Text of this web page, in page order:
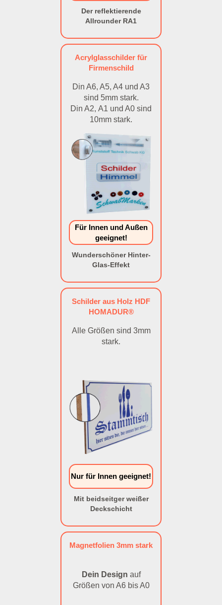
Der reflektierende
Allrounder RA1
Acrylglasschilder für
Firmenschild
Din A6, A5, A4 und A3
sind 5mm stark.
Din A2, A1 und A0 sind
10mm stark.
Für Innen und Außen
geeignet!
Wunderschöner Hinter-
Glas-Effekt
Schilder aus Holz HDF
HOMADUR®
Alle Größen sind 3mm
stark.
Nur für Innen geeignet!
Mit beidseitger weißer
Deckschicht
Magnetfolien 3mm stark
Dein Design auf
Größen von A6 bis A0